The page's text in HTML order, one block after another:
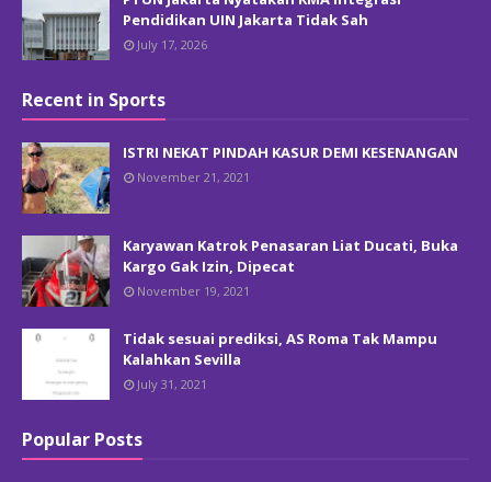
Pendidikan UIN Jakarta Tidak Sah
July 17, 2026
Recent in Sports
ISTRI NEKAT PINDAH KASUR DEMI KESENANGAN
November 21, 2021
Karyawan Katrok Penasaran Liat Ducati, Buka
Kargo Gak Izin, Dipecat
November 19, 2021
Tidak sesuai prediksi, AS Roma Tak Mampu
Kalahkan Sevilla
July 31, 2021
Popular Posts